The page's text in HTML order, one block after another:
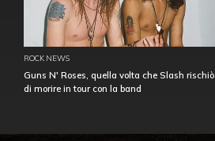
ROCK NEWS
Guns N' Roses, quella volta che Slash rischiò
di morire in tour con la band